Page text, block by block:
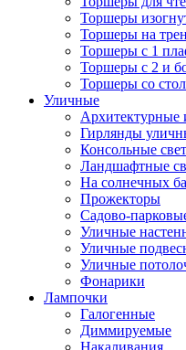
Торшеры
Торшеры на
Торшеры с 1
Торшеры с 2 и
Торшеры со
Уличные
Архитектурные
Гирлянды
Консольные
Ландшафтные
На солнечных
Прожекторы
Садово-
Уличные
Уличные
Уличные
Фонарики
Лампочки
Галогенные
Диммируемые
Накаливания